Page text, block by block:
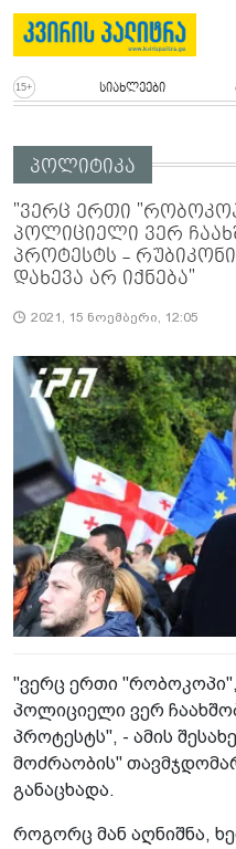
სიახლეები
პოლიტიკა
"ვერც ერთი
პოლიციელი ვერ
პროტესტს -
დახევა არ იქნება"
2021, 15 ნოემბერი, 12:05
"ვერც ერთი
პოლიციელი ვერ
პროტესტს", - ამის
მოძრაობის"
განაცხადა.
როგორც მან აღნიშნა,